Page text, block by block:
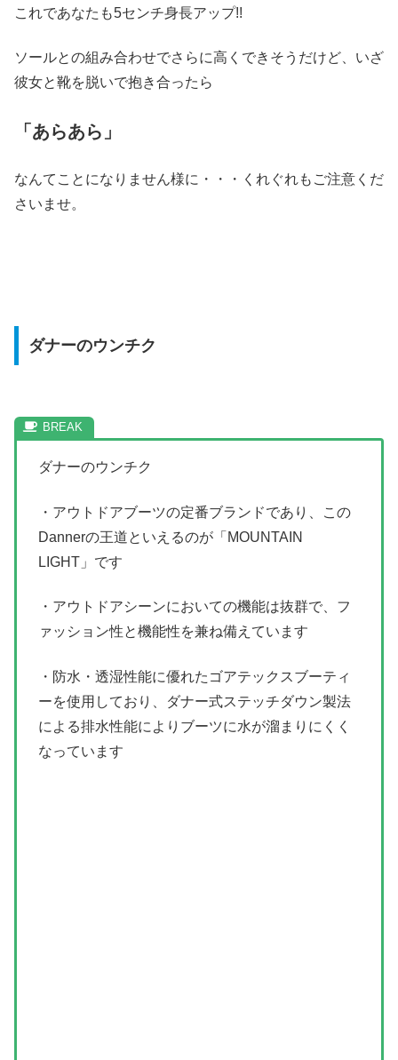
これであなたも5センチ身長アップ!!
ソールとの組み合わせでさらに高くできそうだけど、いざ
彼女と靴を脱いで抱き合ったら
「あらあら」
なんてことになりません様に・・・くれぐれもご注意くだ
さいませ。
ダナーのウンチク
ダナーのウンチク
・アウトドアブーツの定番ブランドであり、この
Dannerの王道といえるのが「MOUNTAIN
LIGHT」です
・アウトドアシーンにおいての機能は抜群で、フ
ァッション性と機能性を兼ね備えています
・防水・透湿性能に優れたゴアテックスブーティ
ーを使用しており、ダナー式ステッチダウン製法
による排水性能によりブーツに水が溜まりにくく
なっています